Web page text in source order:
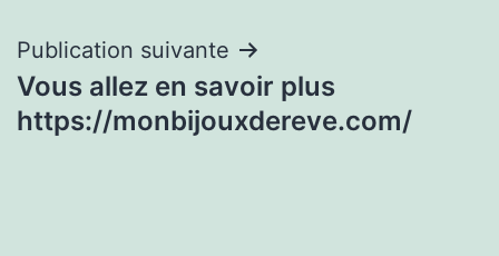
Publication suivante
Vous allez en savoir plus
https://monbijouxdereve.com/